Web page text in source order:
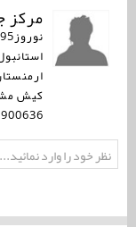
مرکز
نوروز95 اقساط
کیش